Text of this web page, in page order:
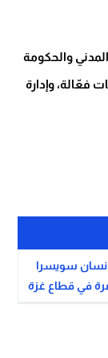
والحكومة
فعّالة، وإدارة
سويسرا